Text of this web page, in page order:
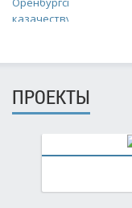
ПРОЕКТЫ